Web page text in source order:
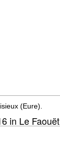
(Eure).
in Le Faouët